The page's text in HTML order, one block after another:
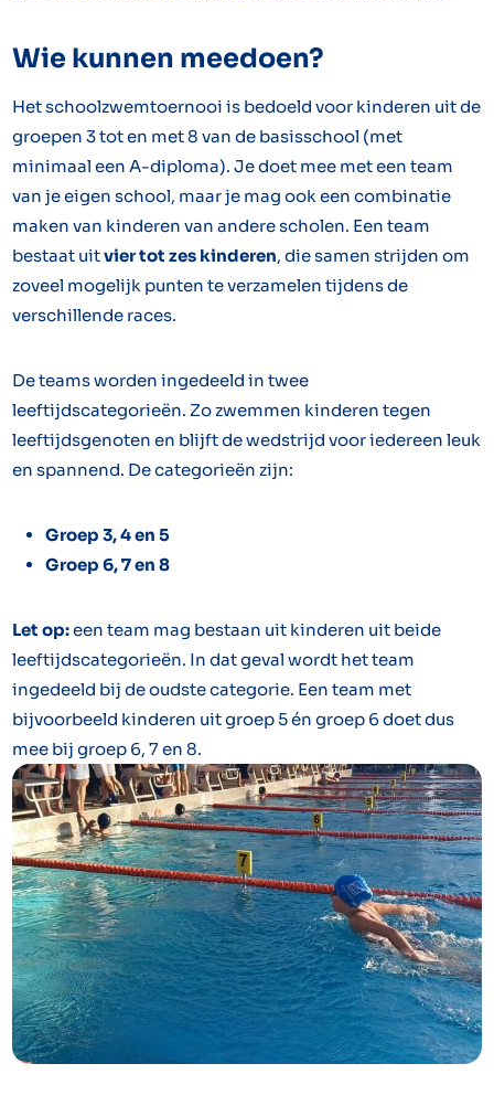
Wie kunnen meedoen?
Het schoolzwemtoernooi is bedoeld voor kinderen uit de
groepen 3 tot en met 8 van de basisschool (met
minimaal een A-diploma). Je doet mee met een team
van je eigen school, maar je mag ook een combinatie
maken van kinderen van andere scholen. Een team
bestaat uitvier tot zes kinderen, die samen strijden om
zoveel mogelijk punten te verzamelen tijdens de
verschillende races.
De teams worden ingedeeld in twee
leeftijdscategorieën. Zo zwemmen kinderen tegen
leeftijdsgenoten en blijft de wedstrijd voor iedereen leuk
en spannend. De categorieën zijn:
Groep 3, 4 en 5
Groep 6, 7 en 8
Let op:een team mag bestaan uit kinderen uit beide
leeftijdscategorieën. In dat geval wordt het team
ingedeeld bij de oudste categorie. Een team met
bijvoorbeeld kinderen uit groep 5 én groep 6 doet dus
mee bij groep 6, 7 en 8.